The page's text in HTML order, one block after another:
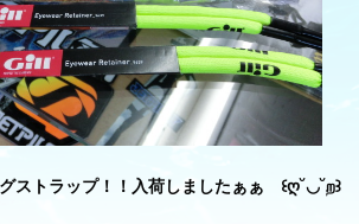
ストラップ！！入荷しましたぁぁ ꒰ღ˘◡˘ற꒱